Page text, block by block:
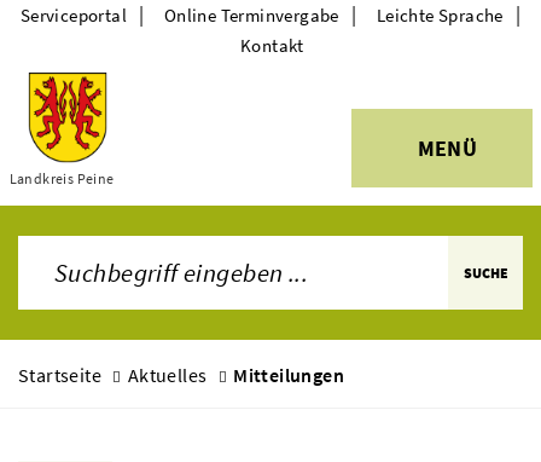
Themen
Landkreis Peine
MENÜ
Serviceportal | Online Terminvergabe | Leichte Sprache |
Kontakt
SUCHE
Startseite Aktuelles Mitteilungen